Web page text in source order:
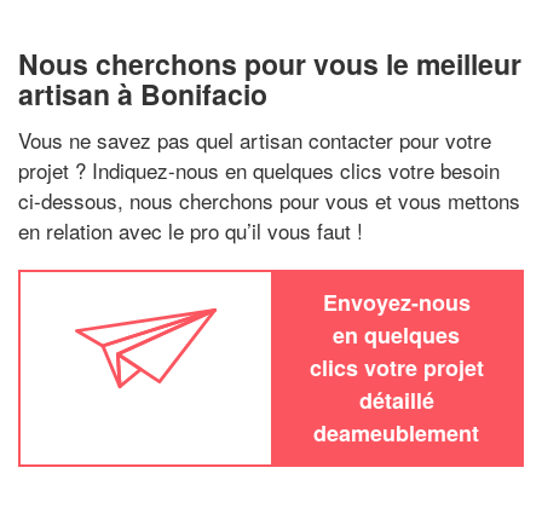
Nous cherchons pour vous le meilleur
artisan à Bonifacio
Vous ne savez pas quel artisan contacter pour votre
projet ? Indiquez-nous en quelques clics votre besoin
ci-dessous, nous cherchons pour vous et vous mettons
en relation avec le pro qu’il vous faut !
Envoyez-nous
en quelques
clics votre projet
détaillé
deameublement